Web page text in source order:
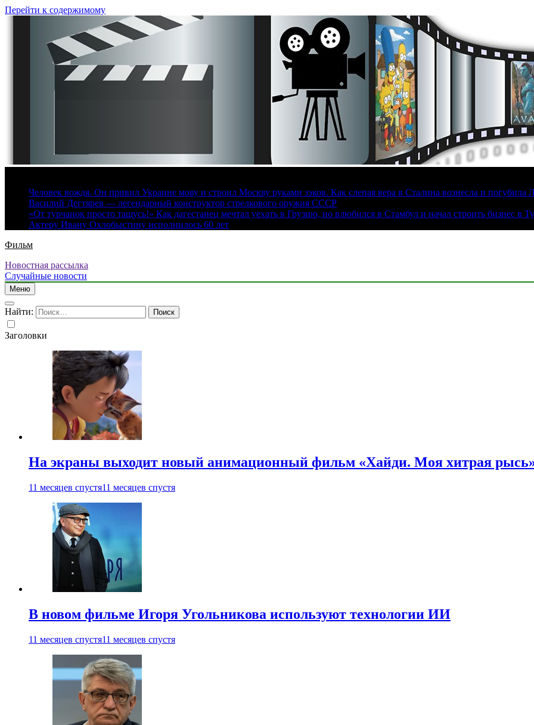
Перейти к содержимому
Человек вождя. Он привил Украине мову и строил Москву руками зэков. Как слепая вера в Сталина вознесла и погубила
Василий Дегтярев — легендарный конструктор стрелкового оружия СССР
«От турчанок просто тащусь!» Как дагестанец мечтал уехать в Грузию, но влюбился в Стамбул и начал строить бизнес в
Актеру Ивану Охлобыстину исполнилось 60 лет
Фильм
Новостная рассылка
Случайные новости
Меню
Найти:
Заголовки
На экраны выходит новый анимационный фильм «Хайди. Моя хитрая
11 месяцев спустя11 месяцев спустя
В новом фильме Игоря Угольникова используют технологии ИИ
11 месяцев спустя11 месяцев спустя